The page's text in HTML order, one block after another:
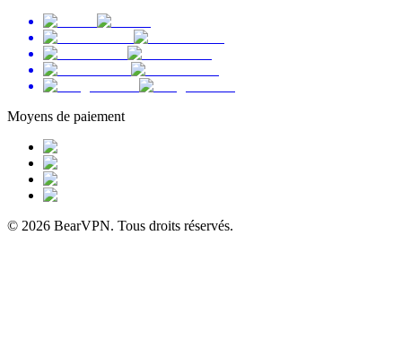
Moyens de paiement
© 2026 BearVPN. Tous droits réservés.